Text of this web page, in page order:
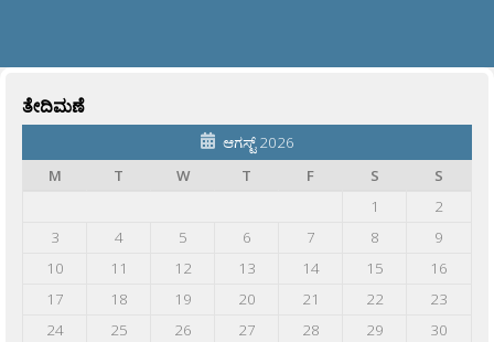
ತೇದಿಮಣೆ
ಆಗಸ್ಟ್ 2026
M
T W T F S
S
1
2
3
4 5 6 7 8
9
10
11 12 13 14 15
16
17
18 19 20 21 22
23
24
25 26 27 28 29
30